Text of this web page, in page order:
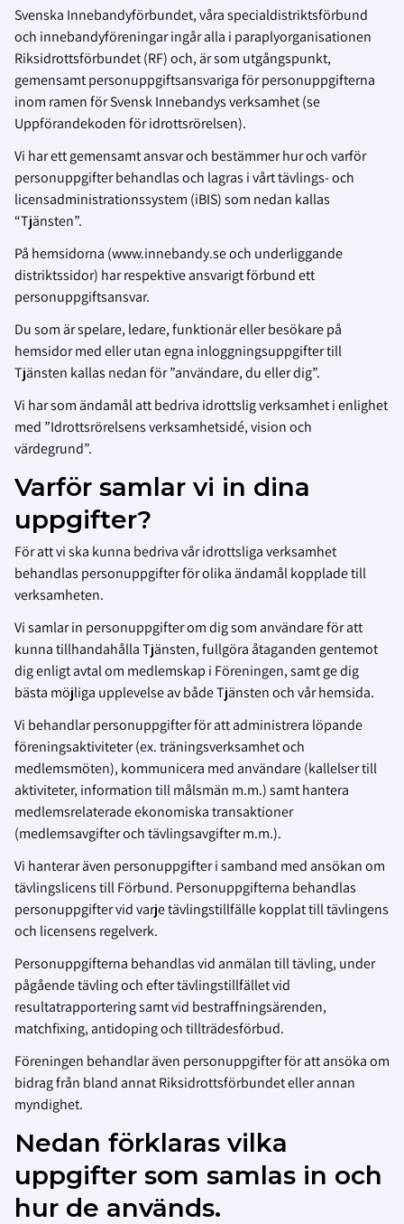
Svenska Innebandyförbundet, våra specialdistriktsförbund
och innebandyföreningar ingår alla i paraplyorganisationen
Riksidrottsförbundet (RF) och, är som utgångspunkt,
gemensamt personuppgiftsansvariga för personuppgifterna
inom ramen för Svensk Innebandys verksamhet (se
Uppförandekoden för idrottsrörelsen).
Vi har ett gemensamt ansvar och bestämmer hur och varför
personuppgifter behandlas och lagras i vårt tävlings- och
licensadministrationssystem (iBIS) som nedan kallas
“Tjänsten”.
På hemsidorna (www.innebandy.se och underliggande
distriktssidor) har respektive ansvarigt förbund ett
personuppgiftsansvar.
Du som är spelare, ledare, funktionär eller besökare på
hemsidor med eller utan egna inloggningsuppgifter till
Tjänsten kallas nedan för ”användare, du eller dig”.
Vi har som ändamål att bedriva idrottslig verksamhet i enlighet
med ”Idrottsrörelsens verksamhetsidé, vision och
värdegrund”.
Varför samlar vi in dina
uppgifter?
För att vi ska kunna bedriva vår idrottsliga verksamhet
behandlas personuppgifter för olika ändamål kopplade till
verksamheten.
Vi samlar in personuppgifter om dig som användare för att
kunna tillhandahålla Tjänsten, fullgöra åtaganden gentemot
dig enligt avtal om medlemskap i Föreningen, samt ge dig
bästa möjliga upplevelse av både Tjänsten och vår hemsida.
Vi behandlar personuppgifter för att administrera löpande
föreningsaktiviteter (ex. träningsverksamhet och
medlemsmöten), kommunicera med användare (kallelser till
aktiviteter, information till målsmän m.m.) samt hantera
medlemsrelaterade ekonomiska transaktioner
(medlemsavgifter och tävlingsavgifter m.m.).
Vi hanterar även personuppgifter i samband med ansökan om
tävlingslicens till Förbund. Personuppgifterna behandlas
personuppgifter vid varje tävlingstillfälle kopplat till tävlingens
och licensens regelverk.
Personuppgifterna behandlas vid anmälan till tävling, under
pågående tävling och efter tävlingstillfället vid
resultatrapportering samt vid bestraffningsärenden,
matchfixing, antidoping och tillträdesförbud.
Föreningen behandlar även personuppgifter för att ansöka om
bidrag från bland annat Riksidrottsförbundet eller annan
myndighet.
Nedan förklaras vilka
uppgifter som samlas in och
hur de används.